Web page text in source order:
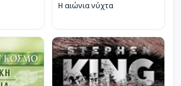
Η αιώνια νύχτα